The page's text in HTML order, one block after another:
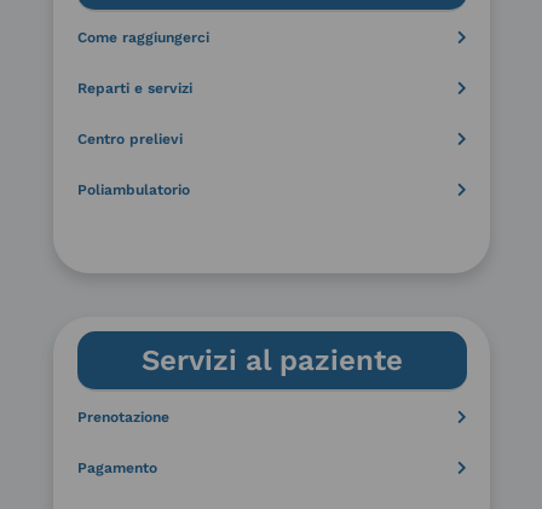
Come raggiungerci
Reparti e servizi
Centro prelievi
Poliambulatorio
Servizi al paziente
Prenotazione
Pagamento